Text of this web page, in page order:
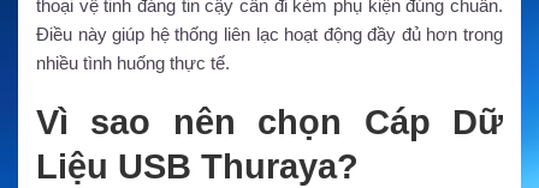
thoại vệ tinh đáng tin cậy cần đi kèm phụ kiện đúng chuẩn.
Điều này giúp hệ thống liên lạc hoạt động đầy đủ hơn trong
nhiều tình huống thực tế.
Vì sao nên chọn Cáp Dữ
Liệu USB Thuraya?